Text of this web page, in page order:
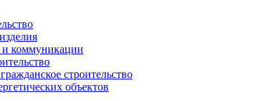
коммуникации
строительство
объектов